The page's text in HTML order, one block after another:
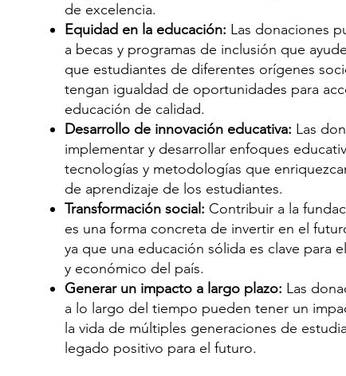
de excelencia.
Equidad en la educación: Las donaciones
a becas y programas de inclusión que
que estudiantes de diferentes orígenes
tengan igualdad de oportunidades para
educación de calidad.
Desarrollo de innovación educativa: Las
implementar y desarrollar enfoques
tecnologías y metodologías que
de aprendizaje de los estudiantes.
Transformación social: Contribuir a la
es una forma concreta de invertir en el
ya que una educación sólida es clave para
y económico del país.
Generar un impacto a largo plazo: Las
a lo largo del tiempo pueden tener un
la vida de múltiples generaciones de
legado positivo para el futuro.